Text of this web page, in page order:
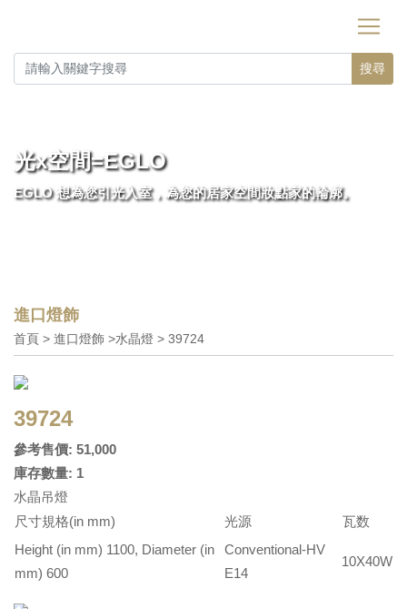
搜尋
光x空間=EGLO
EGLO 想為您引光入室，為您的居家空間妝點家的輪廓。
進口燈飾
首頁 > 進口燈飾 >水晶燈 > 39724
39724
參考售價: 51,000
庫存數量: 1
水晶吊燈
尺寸規格(in mm)
光源
瓦数
Height (in mm) 1100, Diameter (in
mm) 600
Conventional-HV
E14
10X40W